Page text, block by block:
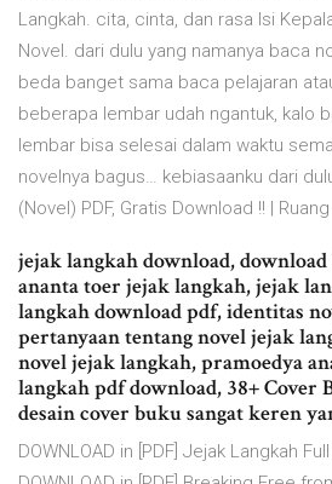
Langkah. cita, cinta, dan rasa Isi
Novel. dari dulu yang namanya baca
beda banget sama baca pelajaran
beberapa lembar udah ngantuk, kalo
lembar bisa selesai dalam waktu
novelnya bagus… kebiasaanku dari
(Novel) PDF, Gratis Download !! | Ruang
jejak langkah download,
ananta toer jejak langkah, jejak
langkah download pdf, identitas
pertanyaan tentang novel jejak
novel jejak langkah, pramoedya
langkah pdf download, 38+ Cover
desain cover buku sangat keren
DOWNLOAD in [PDF] Jejak Langkah